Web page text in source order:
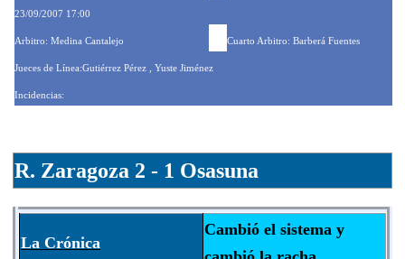
23/09/2007 17:00
Arbitro: Medina Cantalejo Cuarto Arbitro: Barberá Fuentes
Jueces de Línea:Gutiérrez Pérez , Yuste Jiménez
Incidencias:
R. Zaragoza 2 - 1 Osasuna
La Crónica
Cambió el sistema y